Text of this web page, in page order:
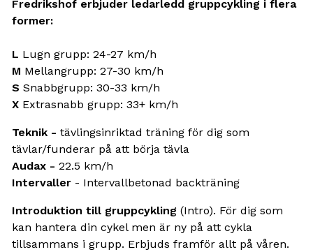
Fredrikshof erbjuder ledarledd gruppcykling i flera
former:
L Lugn grupp: 24-27 km/h
M Mellangrupp: 27-30 km/h
S Snabbgrupp: 30-33 km/h
X Extrasnabb grupp: 33+ km/h
Teknik - tävlingsinriktad träning för dig som
tävlar/funderar på att börja tävla
Audax - 22.5 km/h
Intervaller - Intervallbetonad backträning
Introduktion till gruppcykling (Intro). För dig som
kan hantera din cykel men är ny på att cykla
tillsammans i grupp. Erbjuds framför allt på våren.